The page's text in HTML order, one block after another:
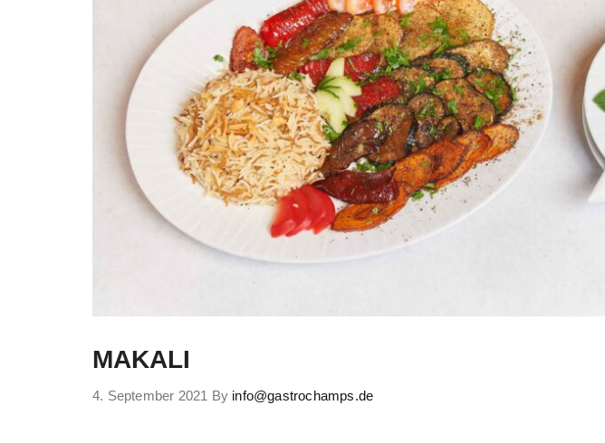
MAKALI
4. September 2021 By info@gastrochamps.de